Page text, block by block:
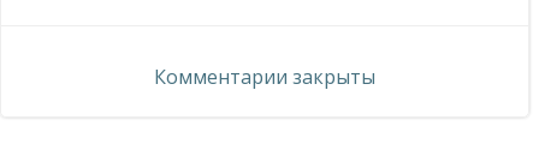
записямКомментарии закрыты